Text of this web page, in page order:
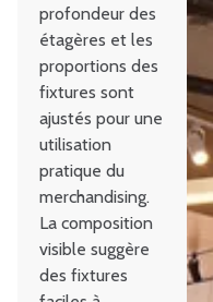
profondeur des
étagères et les
proportions des
fixtures sont
ajustés pour une
utilisation
pratique du
merchandising.
La composition
visible suggère
des fixtures